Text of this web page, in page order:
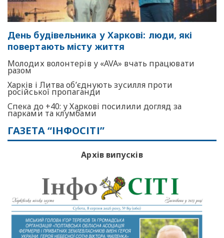
День будівельника у Харкові: люди, які
повертають місту життя
Молодих волонтерів у «AVA» вчать працювати
разом
Харків і Литва об’єднують зусилля проти
російської пропаганди
Спека до +40: у Харкові посилили догляд за
парками та клумбами
ГАЗЕТА “ІНФОСІТІ”
Архів випусків